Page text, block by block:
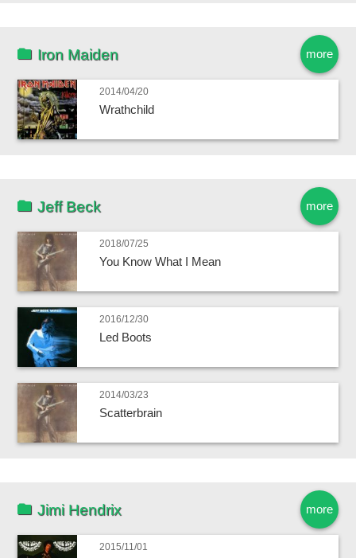
more
Iron Maiden
2014/04/20
Wrathchild
more
Jeff Beck
2018/07/25
You Know What I Mean
2016/12/30
Led Boots
2014/03/23
Scatterbrain
more
Jimi Hendrix
2015/11/01